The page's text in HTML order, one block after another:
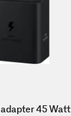
45 Watt